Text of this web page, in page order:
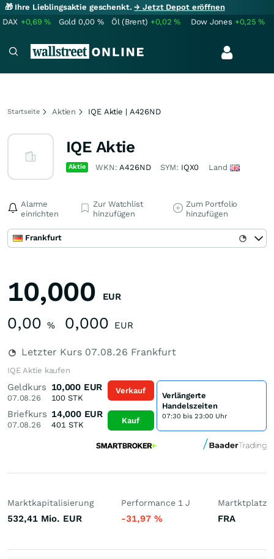
🎁 Ihre Lieblingsaktie geschenkt.→ Jetzt Depot eröffnen
DAX +0,69% Gold 0,00 % Öl (Brent) +0,02% Dow Jones +0,25%
Startseite Aktien IQE Aktie | A426ND
IQE Aktie
Aktie WKN:A426ND SYM: IQX0 Land
Alarme
einrichten
Zur Watchlist
hinzufügen
Zum Portfolio
hinzufügen
Frankfurt
10,000 EUR
0,00 % 0,000 EUR
Letzter Kurs 07.08.26 Frankfurt
IQE Aktie kaufen
Geldkurs
07.08.26
10,000 EUR
100 STK
Briefkurs
07.08.26
14,000 EUR
401 STK
Verkauf
Kauf
Verlängerte
Handelszeiten
07:30 bis 23:00 Uhr
Marktkapitalisierung
532,41 Mio. EUR
Performance 1 J
-31,97 %
Martktplatz
FRA